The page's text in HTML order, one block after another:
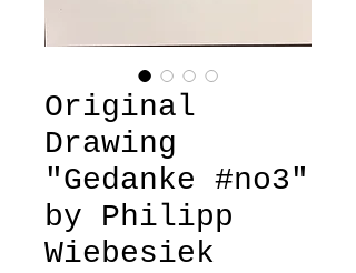
Original
Drawing
"Gedanke #no3"
by Philipp
Wiebesiek